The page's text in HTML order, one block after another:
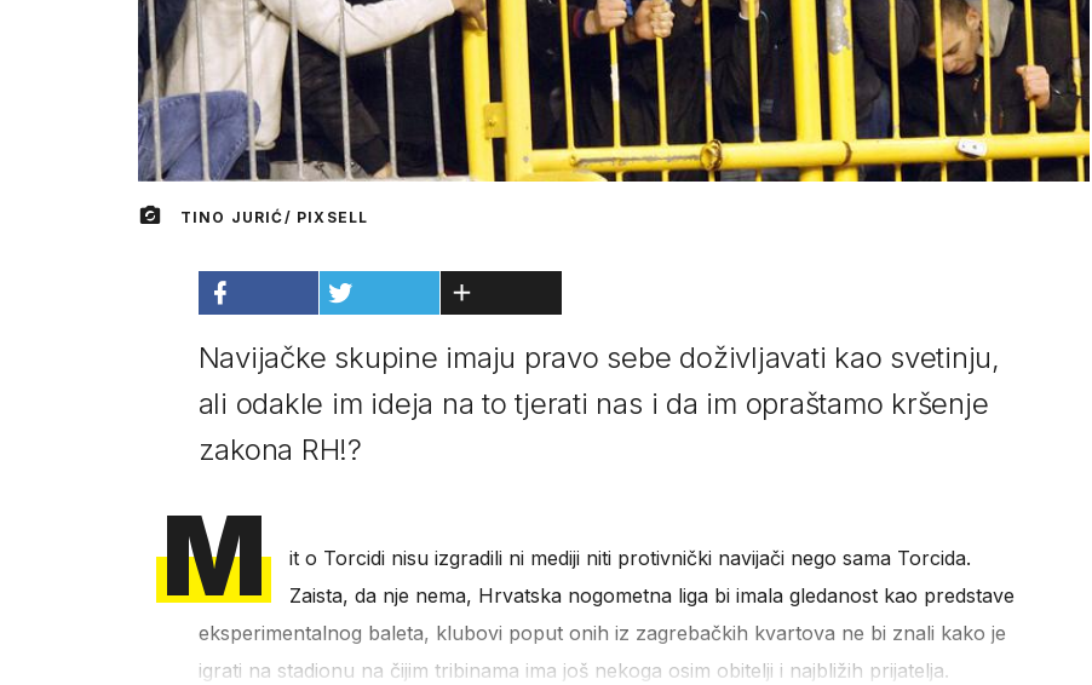
TINO JURIĆ/ PIXSELL
Navijačke skupine imaju pravo sebe doživljavati kao svetinju,
ali odakle im ideja na to tjerati nas i da im opraštamo kršenje
zakona RH!?
M
it o Torcidi nisu izgradili ni mediji niti protivnički navijači nego sama Torcida.
Zaista, da nje nema, Hrvatska nogometna liga bi imala gledanost kao predstave
eksperimentalnog baleta, klubovi poput onih iz zagrebačkih kvartova ne bi znali kako je
igrati na stadionu na čijim tribinama ima još nekoga osim obitelji i najbližih prijatelja.